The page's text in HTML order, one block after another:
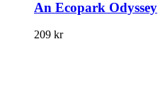
An Ecopark Odyssey
209 kr